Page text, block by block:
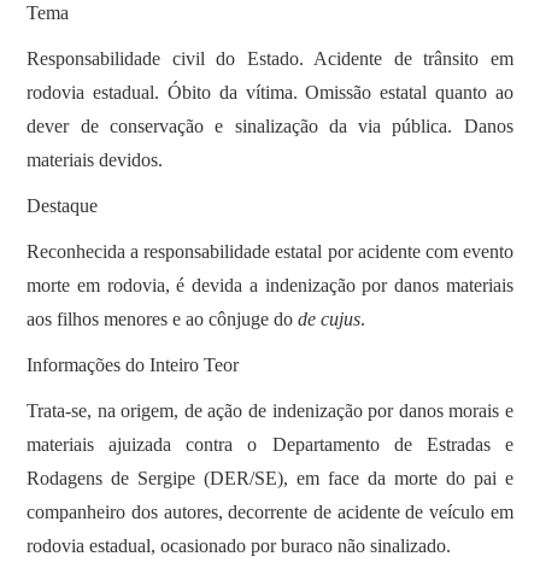
Tema
Responsabilidade civil do Estado. Acidente de trânsito em
rodovia estadual. Óbito da vítima. Omissão estatal quanto ao
dever de conservação e sinalização da via pública. Danos
materiais devidos.
Destaque
Reconhecida a responsabilidade estatal por acidente com evento
morte em rodovia, é devida a indenização por danos materiais
aos filhos menores e ao cônjuge dode cujus.
Informações do Inteiro Teor
Trata-se, na origem, de ação de indenização por danos morais e
materiais ajuizada contra o Departamento de Estradas e
Rodagens de Sergipe (DER/SE), em face da morte do pai e
companheiro dos autores, decorrente de acidente de veículo em
rodovia estadual, ocasionado por buraco não sinalizado.